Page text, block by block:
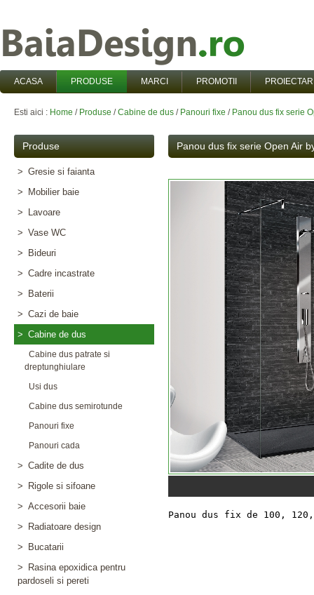
ACASA PRODUSE MARCI PROMOTII
Esti aici : Home / Produse /Cabine de dus / Panouri fixe / Panou dus fix serie
Produse
> Gresie si faianta
>
Mobilier baie
>
Lavoare
> Vase WC
>
Bideuri
> Cadre incastrate
>
Baterii
> Cazi de baie
> Cabine de dus
Cabine dus patrate si
dreptunghiulare
Usi dus
Cabine dus semirotunde
Panouri fixe
Panouri cada
> Cadite de dus
>
Rigole si sifoane
> Accesorii baie
>
Radiatoare design
>
Bucatarii
>
Rasina epoxidica pentru
pardoseli si pereti
Panou dus fix serie Open Air